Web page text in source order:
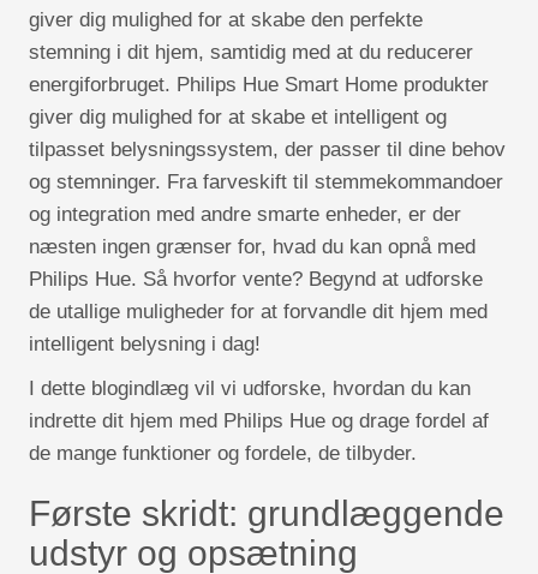
giver dig mulighed for at skabe den perfekte
stemning i dit hjem, samtidig med at du reducerer
energiforbruget. Philips Hue Smart Home produkter
giver dig mulighed for at skabe et intelligent og
tilpasset belysningssystem, der passer til dine behov
og stemninger. Fra farveskift til stemmekommandoer
og integration med andre smarte enheder, er der
næsten ingen grænser for, hvad du kan opnå med
Philips Hue. Så hvorfor vente? Begynd at udforske
de utallige muligheder for at forvandle dit hjem med
intelligent belysning i dag!
I dette blogindlæg vil vi udforske, hvordan du kan
indrette dit hjem med Philips Hue og drage fordel af
de mange funktioner og fordele, de tilbyder.
Første skridt: grundlæggende
udstyr og opsætning